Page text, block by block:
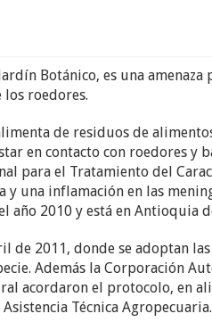
Botánico, es una amenaza
roedores.
de residuos de
en contacto con roedores y
para el Tratamiento del
una inflamación en las
año 2010 y está en Antioquia
de 2011, donde se adoptan
Además la Corporación
acordaron el protocolo, en
Técnica Agropecuaria.